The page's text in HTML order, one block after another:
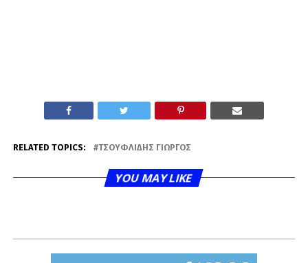
RELATED TOPICS: ΤΣΟΥΦΛΊΔΗΣ ΓΙΏΡΓΟΣ
YOU MAY LIKE